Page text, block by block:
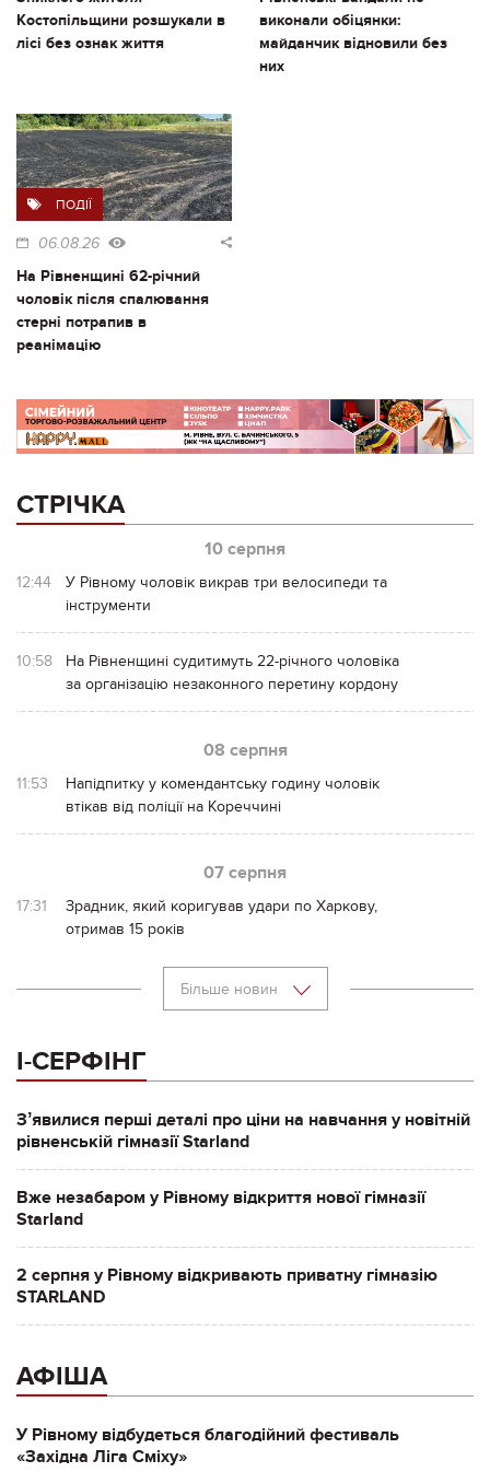
Костопільщини розшукали в
лісі без ознак життя
виконали обіцянки:
майданчик відновили без
них
ПОДІЇ
06.08.26
На Рівненщині 62-річний
чоловік після спалювання
стерні потрапив в
реанімацію
СТРІЧКА
10 серпня
12:44
У Рівному чоловік викрав три велосипеди та
інструменти
10:58
На Рівненщині судитимуть 22-річного чоловіка
за організацію незаконного перетину кордону
08 серпня
11:53
Напідпитку у комендантську годину чоловік
втікав від поліції на Кореччині
07 серпня
17:31
Зрадник, який коригував удари по Харкову,
отримав 15 років
Більше новин
І-СЕРФІНГ
Зʼявилися перші деталі про ціни на навчання у новітній
рівненській гімназії Starland
Вже незабаром у Рівному відкриття нової гімназії
Starland
2 серпня у Рівному відкривають приватну гімназію
STARLAND
АФІША
У Рівному відбудеться благодійний фестиваль
«Західна Ліга Сміху»